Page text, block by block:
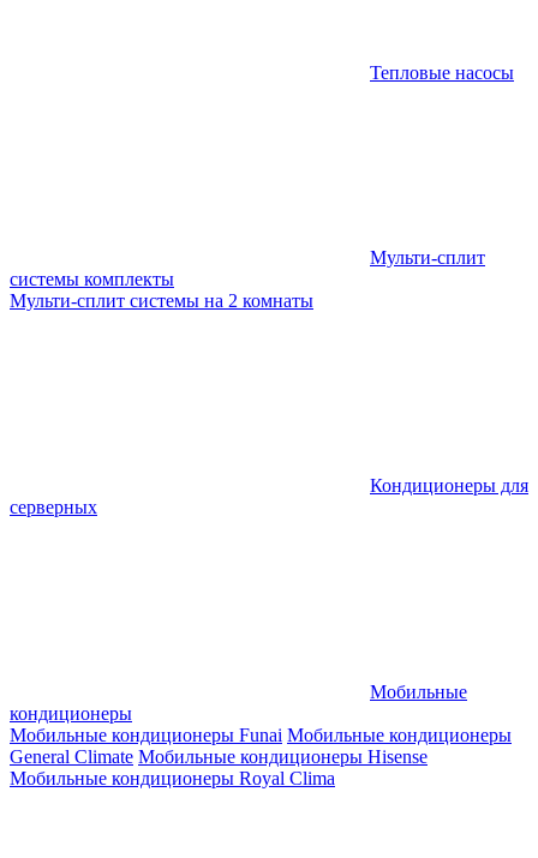
Тепловые насосы
Мульти-сплит
системы комплекты
Мульти-сплит системы на 2 комнаты
Кондиционеры для
серверных
Мобильные
кондиционеры
Мобильные кондиционеры Funai Мобильные кондиционеры
General Climate Мобильные кондиционеры Hisense
Мобильные кондиционеры Royal Clima